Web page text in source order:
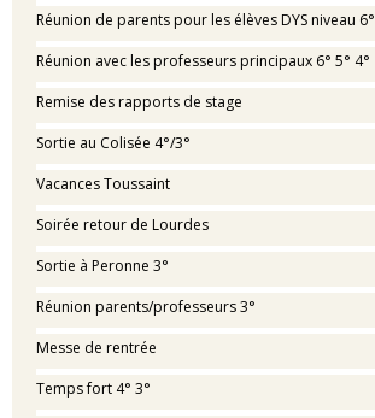
Réunion de parents pour les élèves DYS niveau 6°
Réunion avec les professeurs principaux 6° 5° 4°
Remise des rapports de stage
Sortie au Colisée 4°/3°
Vacances Toussaint
Soirée retour de Lourdes
Sortie à Peronne 3°
Réunion parents/professeurs 3°
Messe de rentrée
Temps fort 4° 3°